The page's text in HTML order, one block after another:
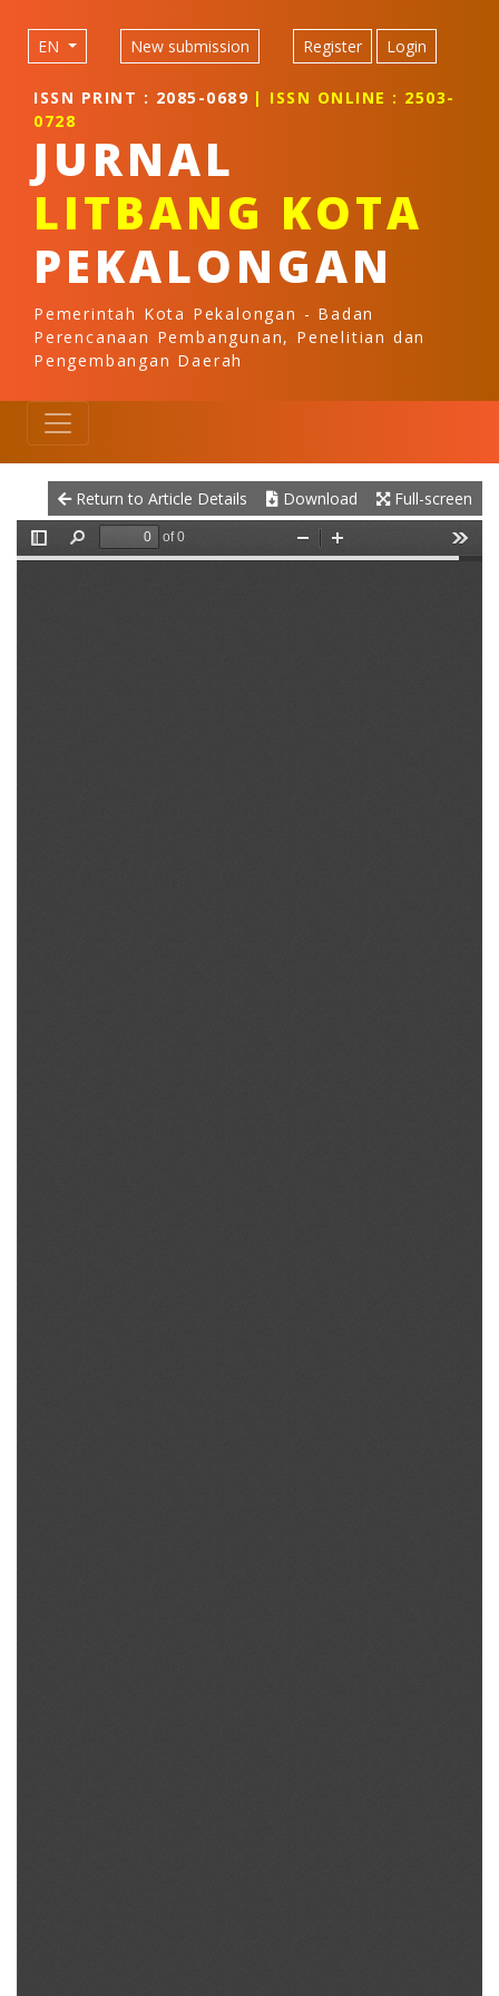
Main Navigation
Main Content
EN New submission Register Login
ISSN PRINT : 2085-0689 | ISSN ONLINE : 2503-
0728
JURNAL
LITBANG KOTA
PEKALONGAN
Pemerintah Kota Pekalongan - Badan
Perencanaan Pembangunan, Penelitian dan
Pengembangan Daerah
Return to Article Details Download Full-screen